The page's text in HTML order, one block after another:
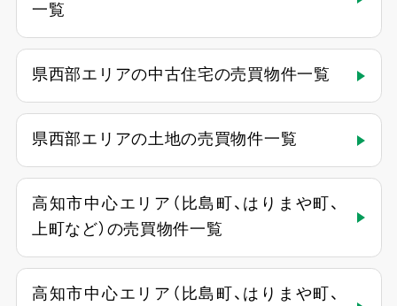
一覧
県西部エリアの中古住宅の売買物件一覧
県西部エリアの土地の売買物件一覧
高知市中心エリア（比島町、はりまや町、
上町など）の売買物件一覧
高知市中心エリア（比島町、はりまや町、